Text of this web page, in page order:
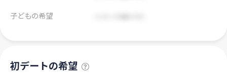
子どもの希望
初デートの希望